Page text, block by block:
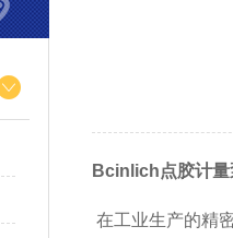
Bcinlich点胶计量
在工业生产的精